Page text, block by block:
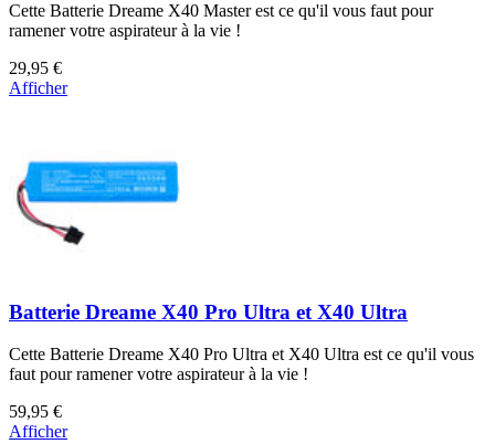
Cette Batterie Dreame X40 Master est ce qu'il vous faut pour
ramener votre aspirateur à la vie !
29,95 €
Afficher
Batterie Dreame X40 Pro Ultra et X40 Ultra
Cette Batterie Dreame X40 Pro Ultra et X40 Ultra est ce qu'il vous
faut pour ramener votre aspirateur à la vie !
59,95 €
Afficher